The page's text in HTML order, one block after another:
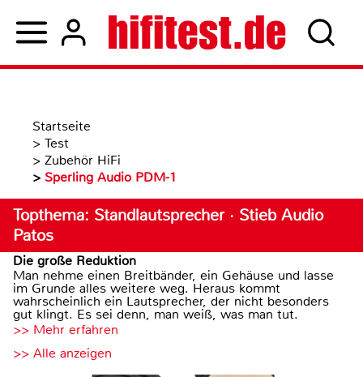
Startseite
> Test
> Zubehör HiFi
> Sperling Audio PDM-1
Topthema: Standlautsprecher · Stieb Audio
Patos
Die große Reduktion
Man nehme einen Breitbänder, ein Gehäuse und lasse
im Grunde alles weitere weg. Heraus kommt
wahrscheinlich ein Lautsprecher, der nicht besonders
gut klingt. Es sei denn, man weiß, was man tut.
>> Mehr erfahren
>> Alle anzeigen